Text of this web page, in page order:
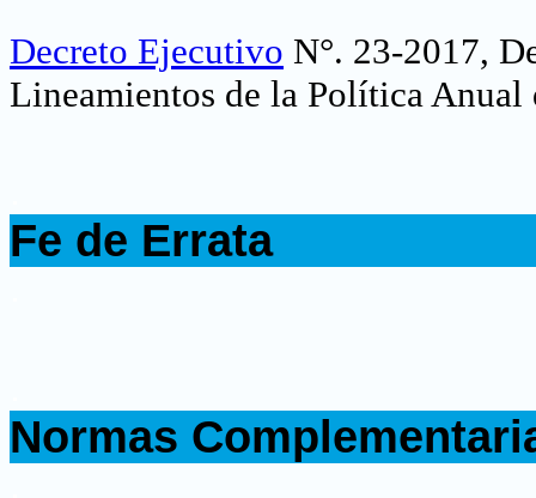
Decreto Ejecutivo N°. 23-2017,
Lineamientos de la Política
Fe de Errata
Normas